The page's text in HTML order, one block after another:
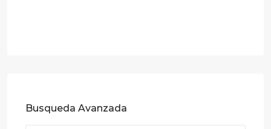
Busqueda Avanzada